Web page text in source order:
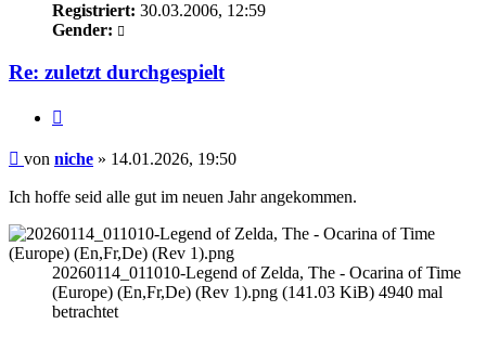
Registriert: 30.03.2006, 12:59
Gender:
Re: zuletzt durchgespielt
Beitrag
von niche » 14.01.2026, 19:50
Ich hoffe seid alle gut im neuen Jahr angekommen.
20260114_011010-Legend of Zelda, The - Ocarina of Time
(Europe) (En,Fr,De) (Rev 1).png (141.03 KiB) 4940 mal
betrachtet